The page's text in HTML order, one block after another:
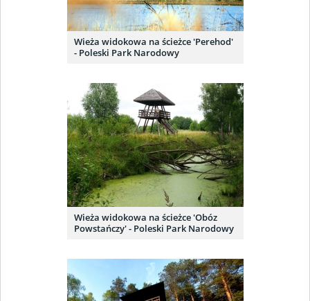
Wieża widokowa na ścieżce 'Perehod'
- Poleski Park Narodowy
Wieża widokowa na ścieżce 'Obóz
Powstańczy' - Poleski Park Narodowy